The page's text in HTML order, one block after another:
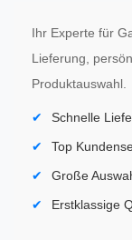
Ihr Experte für
Lieferung,
Produktauswahl.
Schnelle
Top
Große
Erstklassige